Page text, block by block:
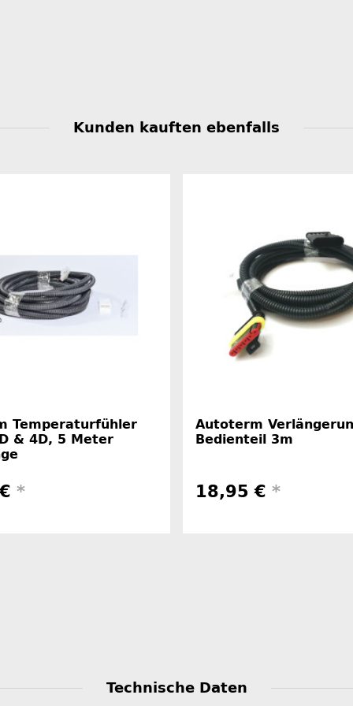
Kunden kauften ebenfalls
Temperaturfühler
& 4D, 5 Meter
*
Autoterm
Bedienteil 3m
18,95 € *
Technische Daten